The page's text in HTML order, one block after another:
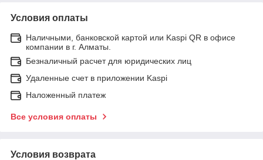
Условия оплаты
Наличными, банковской картой или Kaspi QR в офисе
компании в г. Алматы.
Безналичный расчет для юридических лиц
Удаленные счет в приложении Kaspi
Наложенный платеж
Все условия оплаты
Условия возврата